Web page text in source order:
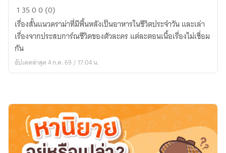
รส
ที่
ปาก
ยาก
ที่
ใจ
1 3500 (0)
เรื่องสั้นแนวดราม่าที่มีพื้นหลังเป็นอาหารในชีวิตประจำวัน และเล่า
เรื่องจากประสบการ์ณชีวิตของตัวละคร แต่ละตอนเนื้อเรื่องไม่เชื่อม
กัน
อัปเดตล่าสุด 4 ก.ค. 69 / 17:04 น.